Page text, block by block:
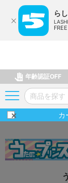
ら
年齢認証OFF
カ